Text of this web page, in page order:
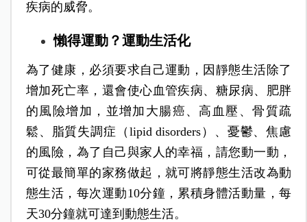
疾病的威脅。
懶得運動？運動生活化
為了健康，必須要求自己運動，因靜態生活除了
增加死亡率，還會使心血管疾病、糖尿病、肥胖
的風險增加，並增加大腸癌、高血壓、骨質疏
鬆、脂質失調症（lipid disorders）、憂鬱、焦慮
的風險，為了自己與家人的幸福，請您動一動，
可從最簡單的家務做起，就可將靜態生活改為動
態生活，每次運動10分鐘，累積身體活動量，每
天30分鐘就可達到動態生活。